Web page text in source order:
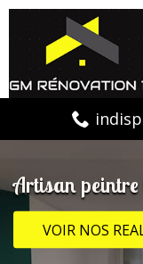
Artisan
VOIR NOS